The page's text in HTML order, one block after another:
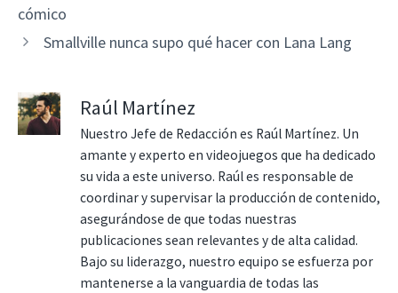
cómico
Smallville nunca supo qué hacer con Lana Lang
Raúl Martínez
Nuestro Jefe de Redacción es Raúl Martínez. Un
amante y experto en videojuegos que ha dedicado
su vida a este universo. Raúl es responsable de
coordinar y supervisar la producción de contenido,
asegurándose de que todas nuestras
publicaciones sean relevantes y de alta calidad.
Bajo su liderazgo, nuestro equipo se esfuerza por
mantenerse a la vanguardia de todas las